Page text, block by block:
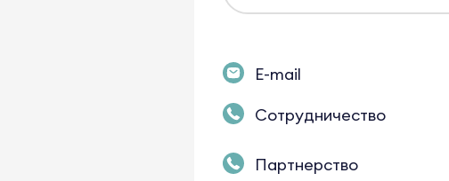
E-mail
Сотрудничество
Партнерство